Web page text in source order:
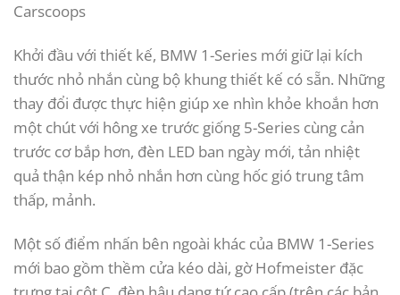
Carscoops
Khởi đầu với thiết kế, BMW 1-Series mới giữ lại kích
thước nhỏ nhắn cùng bộ khung thiết kế có sẵn. Những
thay đổi được thực hiện giúp xe nhìn khỏe khoắn hơn
một chút với hông xe trước giống 5-Series cùng cản
trước cơ bắp hơn, đèn LED ban ngày mới, tản nhiệt
quả thận kép nhỏ nhắn hơn cùng hốc gió trung tâm
thấp, mảnh.
Một số điểm nhấn bên ngoài khác của BMW 1-Series
mới bao gồm thềm cửa kéo dài, gờ Hofmeister đặc